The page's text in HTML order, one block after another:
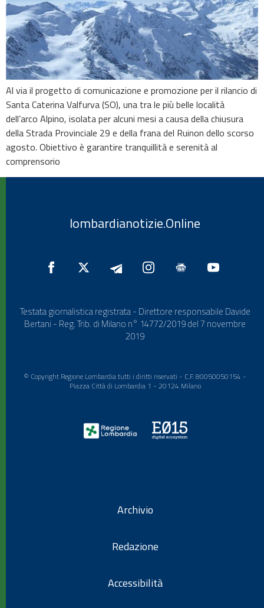
Al via il progetto di comunicazione e promozione per il rilancio di
Santa Caterina Valfurva (SO), una tra le più belle località
dell’arco Alpino, isolata per alcuni mesi a causa della chiusura
della Strada Provinciale 29 e della frana del Ruinon dello scorso
agosto. Obiettivo è garantire tranquillità e serenità al
comprensorio
lombardianotizie.Online
Testata giornalistica registrata - Direttore responsabile Davide
Bertani - Reg. Trib. di Milano n° 14772/2019 del 7 novembre
2019
© Copyright Regione Lombardia tutti i diritti riservati - C.F. 80050050154 -
Piazza Città di Lombardia 1 - 20124 Milano
Archivio
Redazione
Accessibilità